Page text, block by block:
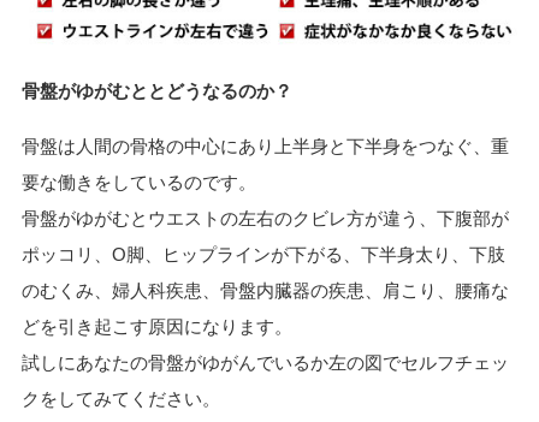
骨盤がゆがむと とどうなるのか？
骨盤は人間の骨格の中心にあり上半身と下半身をつなぐ、重
要な働きをしているのです。
骨盤がゆがむとウエストの左右のクビレ方が違う、下腹部が
ポッコリ、O脚、ヒップラインが下がる、下半身太り、下肢
のむくみ、婦人科疾患、骨盤内臓器の疾患、肩こり、腰痛な
どを引き起こす原因になります。
試しにあなたの骨盤がゆがんでいるか左の図でセルフチェッ
クをしてみてください。